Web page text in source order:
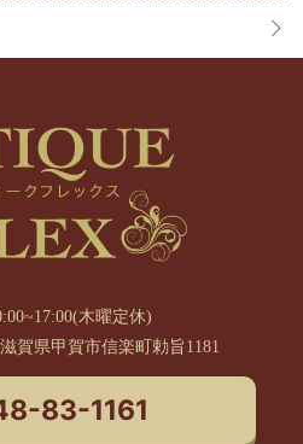
木曜定休)
賀県甲賀市信楽町勅旨1181
83-1161